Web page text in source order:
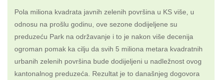
Pola miliona kvadrata javnih zelenih površina u KS više, u
odnosu na prošlu godinu, ove sezone dodijeljene su
preduzeću Park na održavanje i to je nakon više decenija
ogroman pomak ka cilju da svih 5 miliona metara kvadratnih
urbanih zelenih površina bude dodijeljeni u nadležnost ovog
kantonalnog preduzeća. Rezultat je to današnjeg dogovora